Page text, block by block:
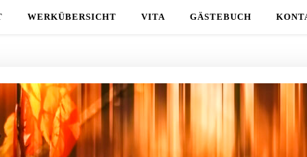
WERKÜBERSICHT VITA GÄSTEBUCH